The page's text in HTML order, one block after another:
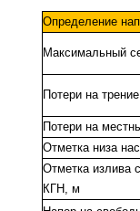
Определение
Максимальный
Потери на
Потери на
Отметка низа
Отметка излива
КГН, м